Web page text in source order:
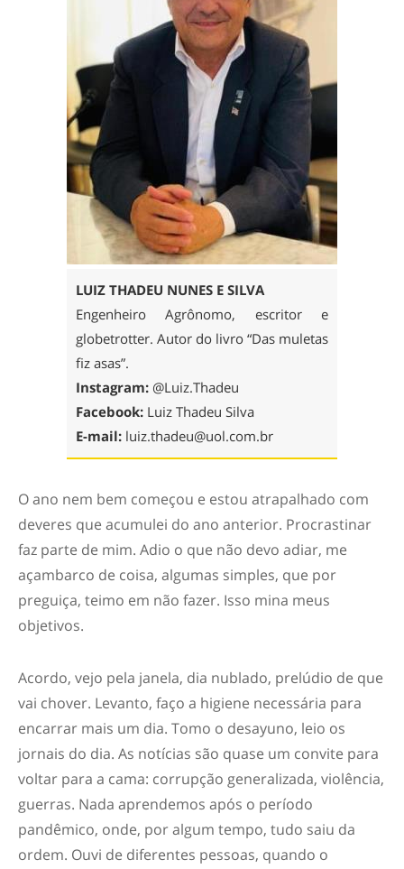
LUIZ THADEU NUNES E SILVA
Engenheiro Agrônomo, escritor e
globetrotter. Autor do livro “Das muletas
fiz asas”.
Instagram: @Luiz.Thadeu
Facebook: Luiz Thadeu Silva
E-mail: luiz.thadeu@uol.com.br
O ano nem bem começou e estou atrapalhado com
deveres que acumulei do ano anterior. Procrastinar
faz parte de mim. Adio o que não devo adiar, me
açambarco de coisa, algumas simples, que por
preguiça, teimo em não fazer. Isso mina meus
objetivos.
Acordo, vejo pela janela, dia nublado, prelúdio de que
vai chover. Levanto, faço a higiene necessária para
encarrar mais um dia. Tomo o desayuno, leio os
jornais do dia. As notícias são quase um convite para
voltar para a cama: corrupção generalizada, violência,
guerras. Nada aprendemos após o período
pandêmico, onde, por algum tempo, tudo saiu da
ordem. Ouvi de diferentes pessoas, quando o